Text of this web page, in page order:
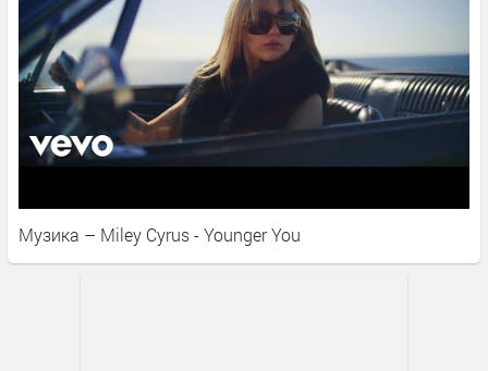
Музика – Miley Cyrus - Younger You